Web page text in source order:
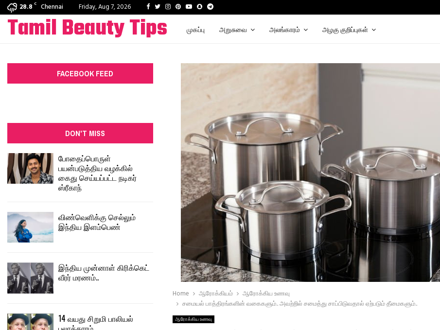
28.8 C Chennai Friday, Aug 7, 2026 Facebook
TwitterInstagram
PinterestYoutube
SnapchatTelegram
Tamil Beauty Tips முகப்பு அறுசுவை அலங்காரம் அழகு குறிப்புகள்
Home ஆரோக்கியம்
ஆரோக்கிய உணவு
சமையல் பாத்திரங்களின் வகைகளும்.. அவற்றில் சமைத்து சாப்பிடுவதால் ஏற்படும் தீமைகளும்..
ஆரோக்கிய உணவு
FACEBOOK FEED
DON'T MISS
போதைப்பொருள்
பயன்படுத்திய வழக்கில்
கைது செய்யப்பட்ட நடிகர்
ஸ்ரீகாந்
விண்வெளிக்கு செல்லும்
இந்திய இளம்பெண்
இந்திய முன்னாள் கிரிக்கெட்
வீரர் மரணம்..
14 வயது சிறுமி பாலியல்